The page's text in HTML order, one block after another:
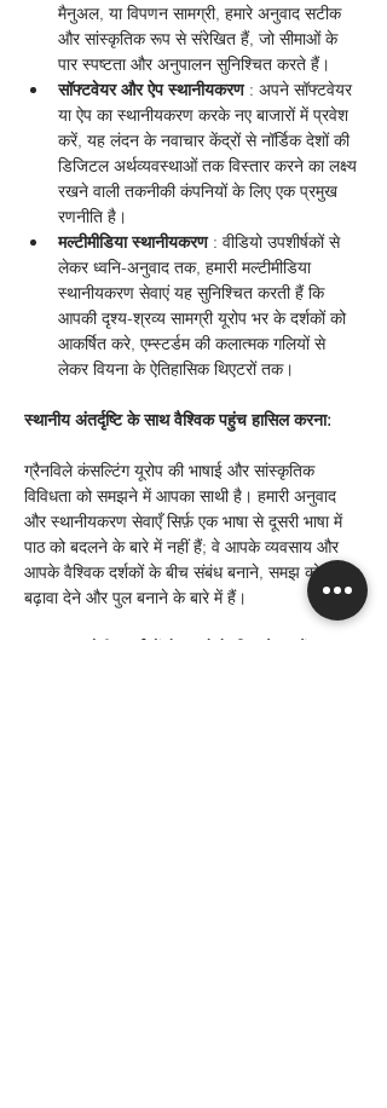
मैनुअल, या विपणन सामग्री, हमारे अनुवाद सटीक
और सांस्कृतिक रूप से संरेखित हैं, जो सीमाओं के
पार स्पष्टता और अनुपालन सुनिश्चित करते हैं।
सॉफ्टवेयर और ऐप स्थानीयकरण : अपने सॉफ्टवेयर
या ऐप का स्थानीयकरण करके नए बाजारों में प्रवेश
करें, यह लंदन के नवाचार केंद्रों से नॉर्डिक देशों की
डिजिटल अर्थव्यवस्थाओं तक विस्तार करने का लक्ष्य
रखने वाली तकनीकी कंपनियों के लिए एक प्रमुख
रणनीति है।
मल्टीमीडिया स्थानीयकरण : वीडियो उपशीर्षकों से
लेकर ध्वनि-अनुवाद तक, हमारी मल्टीमीडिया
स्थानीयकरण सेवाएं यह सुनिश्चित करती हैं कि
आपकी दृश्य-श्रव्य सामग्री यूरोप भर के दर्शकों को
आकर्षित करे, एम्स्टर्डम की कलात्मक गलियों से
लेकर वियना के ऐतिहासिक थिएटरों तक।
स्थानीय अंतर्दृष्टि के साथ वैश्विक पहुंच हासिल करना:
ग्रैनविले कंसल्टिंग यूरोप की भाषाई और सांस्कृतिक
विविधता को समझने में आपका साथी है। हमारी अनुवाद
और स्थानीयकरण सेवाएँ सिर्फ़ एक भाषा से दूसरी भाषा में
पाठ को बदलने के बारे में नहीं हैं; वे आपके व्यवसाय और
आपके वैश्विक दर्शकों के बीच संबंध बनाने, समझ को
बढ़ावा देने और पुल बनाने के बारे में हैं।